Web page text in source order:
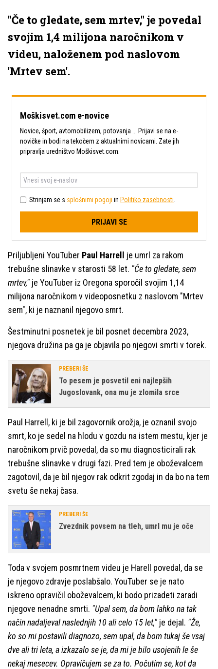
"Če to gledate, sem mrtev," je povedal
svojim 1,4 milijona naročnikom v
videu, naloženem pod naslovom
'Mrtev sem'.
Moškisvet.com e-novice
Novice, šport, avtomobilizem, potovanja ... Prijavi se na e-
novičke in bodi na tekočem z aktualnimi novicami. Zate jih
pripravlja uredništvo Moškisvet.com.
Strinjam se s splošnimi pogoji in Politiko zasebnosti
PRIJAVI SE
Priljubljeni YouTuber Paul Harrell
je umrl za rakom
trebušne slinavke v starosti 58 let. "Če to gledate, sem
mrtev," je YouTuber iz Oregona sporočil svojim 1,14
milijona naročnikom v videoposnetku z naslovom "Mrtev
sem", ki je naznanil njegovo smrt.
Šestminutni posnetek je bil posnet decembra 2023,
njegova družina pa ga je objavila po njegovi smrti v torek.
PREBERI ŠE
To pesem je posvetil eni najlepših
Jugoslovank, ona mu je zlomila srce
Paul Harrell, ki je bil zagovornik orožja, je oznanil svojo
smrt, ko je sedel na hlodu v gozdu na istem mestu, kjer je
naročnikom prvič povedal, da so mu diagnosticirali rak
trebušne slinavke v drugi fazi. Pred tem je oboževalcem
zagotovil, da je bil njegov rak odkrit zgodaj in da bo na tem
svetu še nekaj časa.
PREBERI ŠE
Zvezdnik povsem na tleh, umrl mu je oče
Toda v svojem posmrtnem videu je Harell povedal, da se
je njegovo zdravje poslabšalo. YouTuber se je nato
iskreno opravičil oboževalcem, ki bodo prizadeti zaradi
njegove nenadne smrti. "Upal sem, da bom lahko na tak
način nadaljeval naslednjih 10 ali celo 15 let," je dejal. "Že,
ko so mi postavili diagnozo, sem upal, da bom tukaj še vsaj
dve ali tri leta, a izkazalo se je, da mi je bilo usojenih le še
nekaj mesecev. Opravičujem se za to. Počutim se, kot da